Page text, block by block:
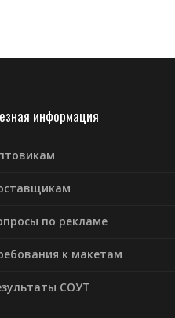
информация
по рекламе
к макетам
СОУТ